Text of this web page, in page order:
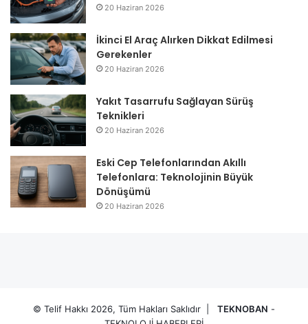
20 Haziran 2026
İkinci El Araç Alırken Dikkat Edilmesi
Gerekenler
20 Haziran 2026
Yakıt Tasarrufu Sağlayan Sürüş
Teknikleri
20 Haziran 2026
Eski Cep Telefonlarından Akıllı
Telefonlara: Teknolojinin Büyük
Dönüşümü
20 Haziran 2026
© Telif Hakkı 2026, Tüm Hakları Saklıdır | TEKNOBAN -